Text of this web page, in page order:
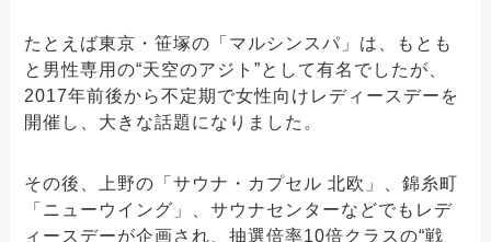
たとえば東京・笹塚の「マルシンスパ」は、もとも
と男性専用の“天空のアジト”として有名でしたが、
2017年前後から不定期で女性向けレディースデーを
開催し、大きな話題になりました。
その後、上野の「サウナ・カプセル 北欧」、錦糸町
「ニューウイング」、サウナセンターなどでもレデ
ィースデーが企画され、抽選倍率10倍クラスの“戦